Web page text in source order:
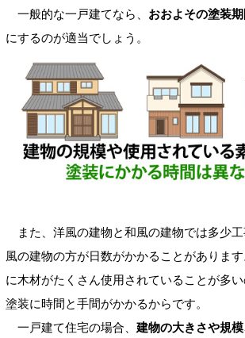
一般的な一戸建てなら、 おおよその塗装
にするのが適当でしょう。
また、洋風の建物と和風の建物では多少
風の建物の方が日数がかかることがありま
に木材がたくさん使用されていることが多
塗装に時間と手間がかかるからです。
一戸建て住宅の場合、 建物の大きさや規